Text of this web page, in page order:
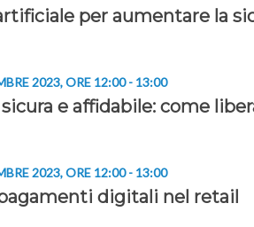
per aumentare la
2023, ORE 12:00 - 13:00
e affidabile: come
2023, ORE 12:00 - 13:00
digitali nel retail